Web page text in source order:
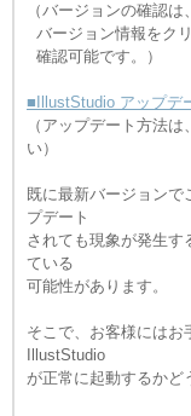
（バージョンの確認
バージョン情報をク
確認可能です。）
■IllustStudio アップデ
（アップデート方法
い）
既に最新バージョンで
プデート
されても現象が発生す
ている
可能性があります。
そこで、お客様にはお
IllustStudio
が正常に起動するかど